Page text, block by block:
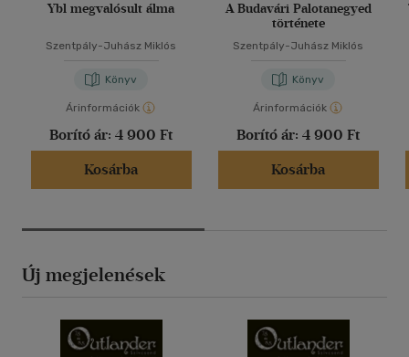
Ybl megvalósult álma
Szentpály-Juhász Miklós
Könyv
Árinformációk
Borító ár: 4 900 Ft
Kosárba
A Budavári Palotanegyed
története
Szentpály-Juhász Miklós
Könyv
Árinformációk
Borító ár: 4 900 Ft
Kosárba
Új megjelenések